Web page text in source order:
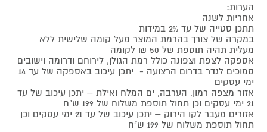
הערות:
אחריות לשנה
תתכן סטייה של עד 2% במידות
במקרה של צורך בהרמת המוצר מעל קומה שלישית ללא
מעלית תהיה תוספת של 50 ₪ לקומה
אספקה לצפת וצפונה כולל רמת הגולן, לירוחם ודרומה וישובים
סמוכים לגדר בדרום הרצועה - יתכן עיכוב באספקה של עד 14
ימי עסקים
אזור מצפה רמון, הערבה, ים המלח ואילת – יתכן עיכוב של עד
21 ימי עסקים וכן תחול תוספת משלוח של 199 ש"ח
אזורים מעבר לקו הירוק – יתכן עיכוב של עד 21 ימי עסקים וכן
תחול תוספת משלוח של 199 ש"ח